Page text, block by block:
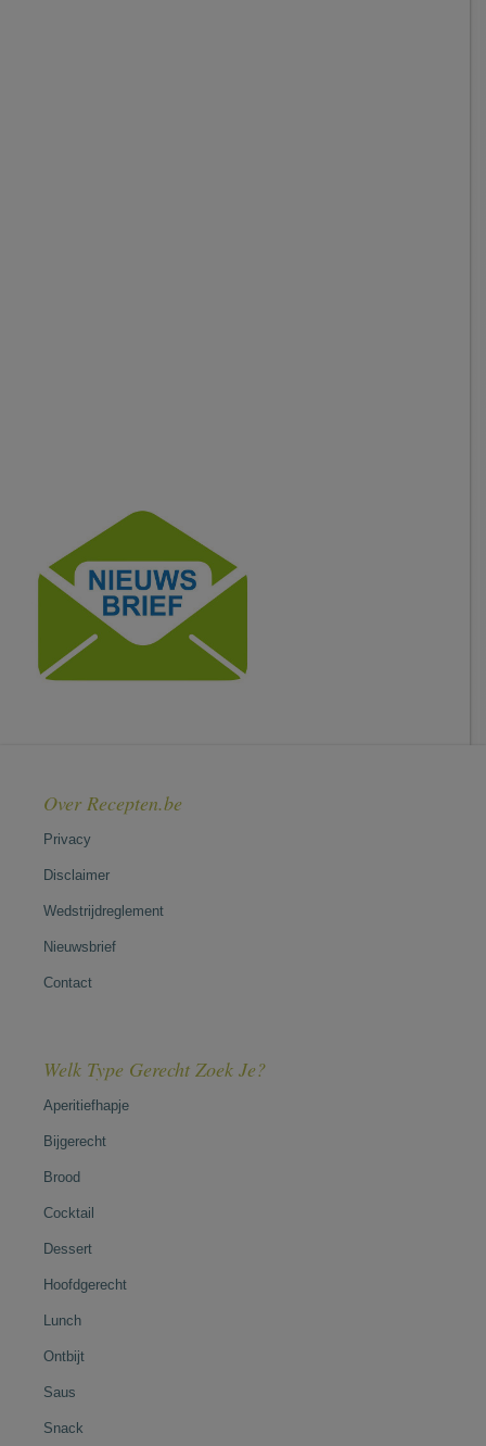
Over Recepten.be
Privacy
Disclaimer
Wedstrijdreglement
Nieuwsbrief
Contact
Welk Type Gerecht Zoek Je?
Aperitiefhapje
Bijgerecht
Brood
Cocktail
Dessert
Hoofdgerecht
Lunch
Ontbijt
Saus
Snack